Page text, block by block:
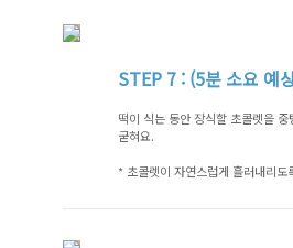
STEP7 : (5분 소요 예
떡이 식는 동안 장식할 초콜렛을
굳혀요.
* 초콜렛이 자연스럽게 흘러내리